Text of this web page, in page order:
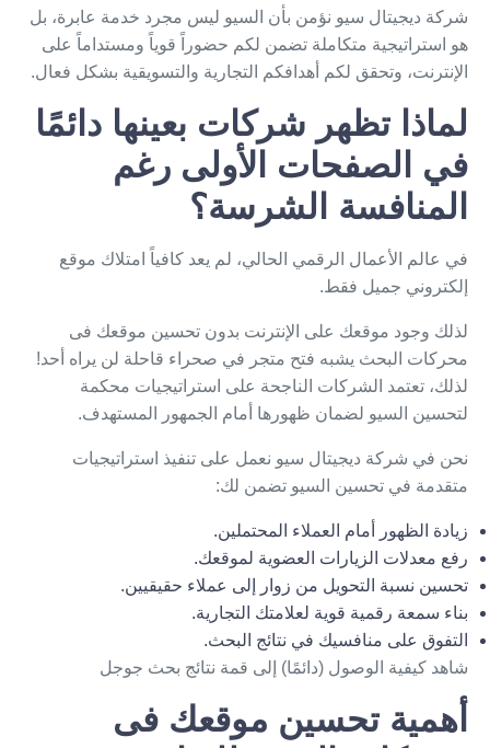
شركة ديجيتال سيو نؤمن بأن السيو ليس مجرد خدمة عابرة، بل
هو استراتيجية متكاملة تضمن لكم حضوراً قوياً ومستداماً على
الإنترنت، وتحقق لكم أهدافكم التجارية والتسويقية بشكل فعال.
لماذا تظهر شركات بعينها دائمًا
في الصفحات الأولى رغم
المنافسة الشرسة؟
في عالم الأعمال الرقمي الحالي، لم يعد كافياً امتلاك موقع
إلكتروني جميل فقط.
لذلك وجود موقعك على الإنترنت بدون تحسين موقعك فى
محركات البحث يشبه فتح متجر في صحراء قاحلة لن يراه أحد!
لذلك، تعتمد الشركات الناجحة على استراتيجيات محكمة
لتحسين السيو لضمان ظهورها أمام الجمهور المستهدف.
نحن في شركة ديجيتال سيونعمل على تنفيذ استراتيجيات
متقدمة في تحسين السيو تضمن لك:
زيادة الظهور أمام العملاء المحتملين.
رفع معدلات الزيارات العضوية لموقعك.
تحسين نسبة التحويل من زوار إلى عملاء حقيقيين.
بناء سمعة رقمية قوية لعلامتك التجارية.
التفوق على منافسيك في نتائج البحث.
شاهد كيفية الوصول (دائمًا) إلى قمة نتائج بحث جوجل
أهمية تحسين موقعك فى